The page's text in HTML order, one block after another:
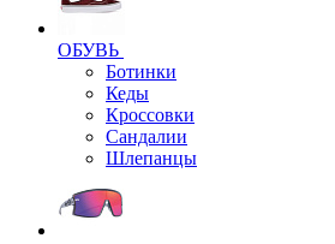
ОБУВЬ
Ботинки
Кеды
Кроссовки
Сандалии
Шлепанцы